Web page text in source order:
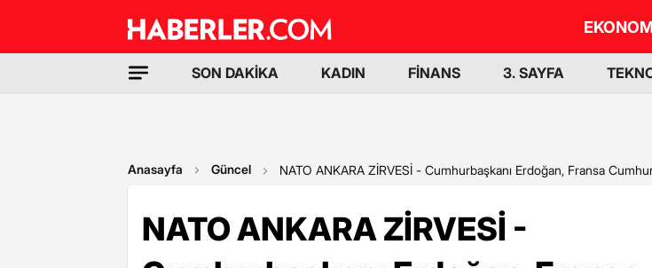
SON DAKİKA KADIN FİNANS 3. SAYFA
Anasayfa Güncel NATO ANKARA ZİRVESİ - Cumhurbaşkanı Erdoğan, Fransa
NATO ANKARA ZİRVESİ -